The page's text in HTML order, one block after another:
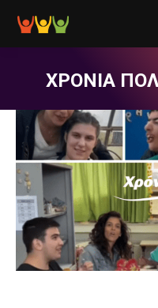
ΧΡΟΝΙΑ